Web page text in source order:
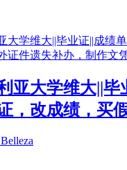
亚大学维大||
，改成绩，买